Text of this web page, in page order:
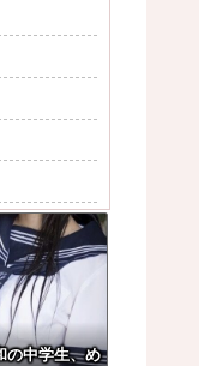
魔術...
の中学生、め